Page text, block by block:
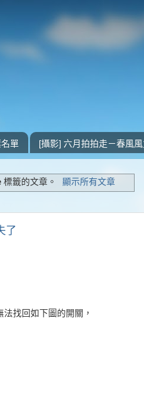
單 [攝影] 六月拍拍走－春風
標籤的文章。 顯示所有文章
了
找回如下圖的開關，